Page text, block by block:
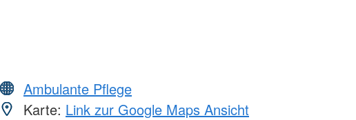
Ambulante Pflege
Karte: Link zur Google Maps Ansicht